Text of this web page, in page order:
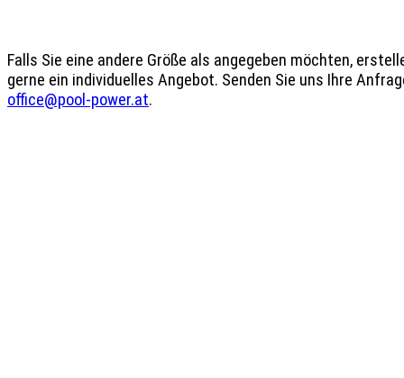
Falls Sie eine andere Größe als angegeben möchten,
office@pool-power.at.